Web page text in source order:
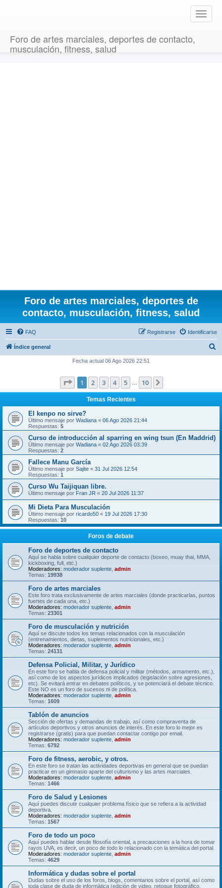
T
o
Foro de artes marciales, deportes de contacto,
musculación, fitness, salud
Foro de artes marciales, deportes de
contacto, musculación, fitness, salud
FAQ Identificarse
Registrarse
Índice general
a
r
Fecha actual 06 Ago 2026 22:51
Página de 10
1 2 3 4 5 10
Temas Recientes
El kenpo no sirve?
Último mensaje por Wadiana « 06 Ago 2026 21:44
Respuestas: 5
Curso de introducción al sparring en wing tsun (En Maddrid)
Último mensaje por Wadiana « 02 Ago 2026 03:39
Respuestas: 2
Fallece Manu García
Último mensaje por Sajite « 31 Jul 2026 12:54
Respuestas: 1
Curso Wu Taijiquan libre.
Último mensaje por Fran JR « 20 Jul 2026 11:37
Mi Dieta Para Musculación
Último mensaje por ricardo50 « 19 Jul 2026 17:30
Respuestas: 10
Foros de debate
Foro de deportes de contacto
Aquí se habla sobre cualquier deporte de contacto (boxeo, muay thai, MMA,
kickboxing, full, etc.)
Moderadores: moderador suplente admin
Temas: 19938
Foro de artes marciales
Este foro trata exclusivamente de artes marciales (donde practicarlas, puntos
fuertes de cada una, etc.)
Moderadores: moderador suplente admin
Temas: 23301
Foro de musculación y nutrición
Aquí se discute todos los temas relacionados con la musculación
(entrenamientos, dietas, suplementos nutricionales, etc.)
Moderadores: moderador suplente admin
Temas: 24131
Defensa Policial, Militar, y Jurídico
En este foro se habla de defensa policial y militar (métodos, armamento, etc.),
así como de los aspectos jurídicos implicados (legislación sobre agresiones,
etc). Se evitará entrar en debates políticos, y se potenciará el debate técnico.
Este NO es un foro de sucesos ni de política.
Moderadores: moderador suplente admin
Temas: 1609
Tablón de anuncios
Sección de ofertas y demandas de trabajo, así como compraventa de
artículos deportivos y otros anuncios de interés. En este foro lo mejor es
registrarse (gratis) para que puedan contactar contigo por email.
Moderadores: moderador suplente admin
Temas: 6792
Foro de fitness, aerobic, y otros.
En este foro se tratan las actividades deportivas en general que se puedan
practicar en un gimnasio aparte del culturismo y las artes marciales.
Moderadores: moderador suplente admin
Temas: 1466
Foro de Salud y Lesiones
Aquí puedes discutir cualquier problema físico que se refiera a la actividad
deportiva.
Moderadores: moderador suplente admin
Temas: 1567
Foro de todo un poco
Aquí puedes hablar desde filosofía oriental, a precauciones a la hora de tomar
rayos UVA, es decir, un poco de todo lo relacionado con la temática del portal.
Moderadores: moderador suplente admin
Temas: 4629
Informática y dudas sobre el portal
Dudas sobre el uso de los foros, blogs, comentarios sobre el portal, así como
toda clase de duda de informática (edición de video, retoque fotográfico,